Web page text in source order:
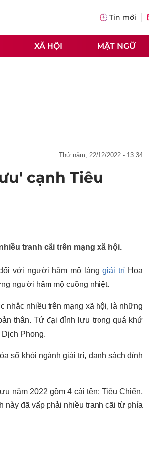
Tin mới
XÃ HỘI MẬT NGỮ
thứ năm, 22/12/2022 - 13:34
cạnh Tiêu
tranh cãi trên mạng xã hội.
với người hâm mộ làng giải trí Hoa
người hâm mộ cuồng nhiệt.
nhắc nhiều trên mạng xã hội, là những
thân. Tứ đại đỉnh lưu trong quá khứ
Phong.
sổ khỏi ngành giải trí, danh sách đỉnh
năm 2022 gồm 4 cái tên: Tiêu Chiến,
này đã vấp phải nhiều tranh cãi từ phía